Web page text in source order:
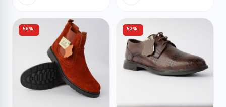
-52%
-56%